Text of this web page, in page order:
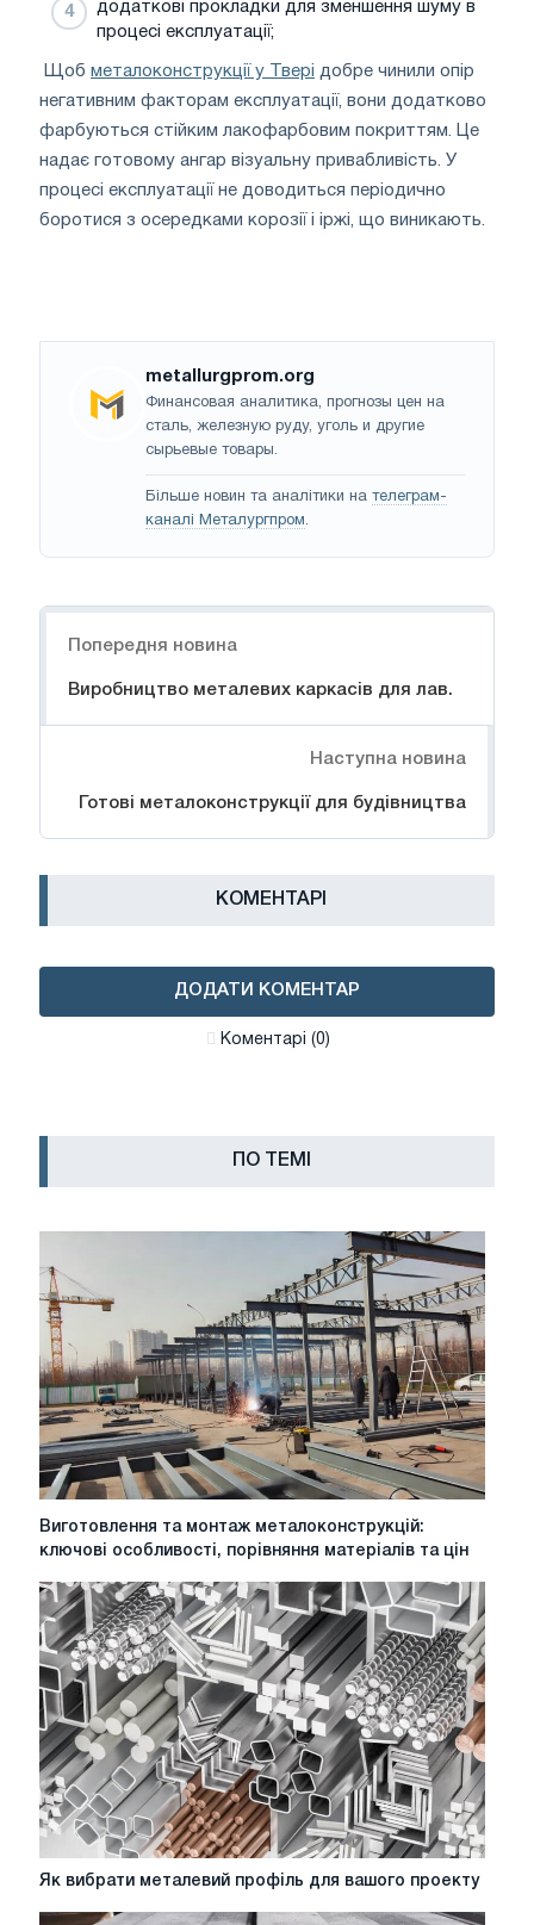
додаткові прокладки для зменшення шуму в
процесі експлуатації;
Щоб металоконструкції у Твері добре чинили опір
негативним факторам експлуатації, вони додатково
фарбуються стійким лакофарбовим покриттям. Це
надає готовому ангар візуальну привабливість. У
процесі експлуатації не доводиться періодично
боротися з осередками корозії і іржі, що виникають.
metallurgprom.org
Финансовая аналитика, прогнозы цен на
сталь, железную руду, уголь и другие
сырьевые товары.
Більше новин та аналітики на телеграм-
каналі Металургпром.
Попередня новина
Виробництво металевих каркасів для лав.
Наступна новина
Готові металоконструкції для будівництва
КОМЕНТАРІ
ДОДАТИ КОМЕНТАР
Коментарі (0)
ПО ТЕМІ
Виготовлення
металоконструкцій:
ключові
особливості,
порівняння
матеріалів
та
цін
Виготовлення та монтаж металоконструкцій:
ключові особливості, порівняння матеріалів та цін
Як
металевий
Як вибрати металевий профіль для вашого проекту